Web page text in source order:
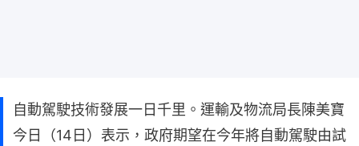
自動駕駛技術發展一日千里。運輸及物流局長陳美寶
今日（14日）表示，政府期望在今年將自動駕駛由試